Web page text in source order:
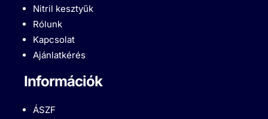
Nitril kesztyűk
Rólunk
Kapcsolat
Ajánlatkérés
Információk
ÁSZF